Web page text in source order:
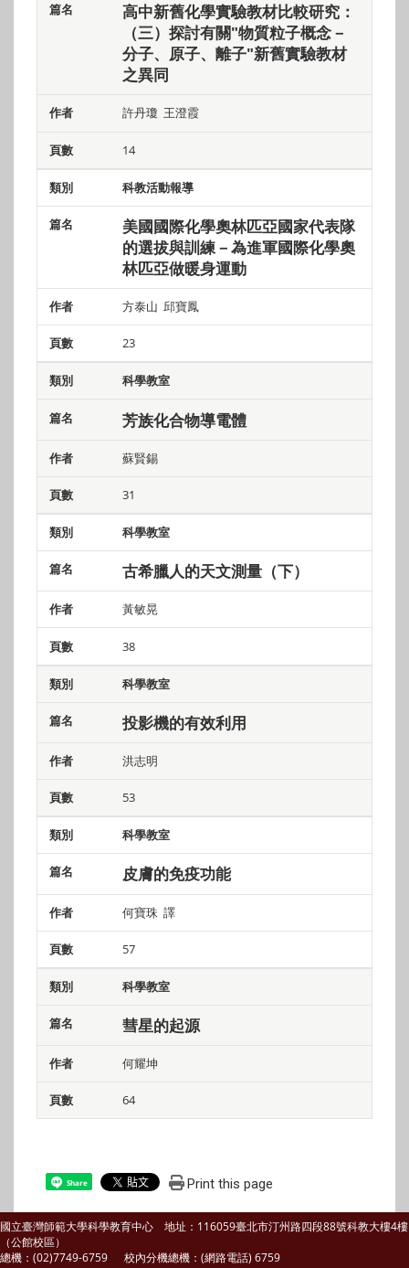
高中新舊化學實驗教材比較研究：
（三）探討有關"物質粒子概念－
分子、原子、離子"新舊實驗教材
之異同
許丹瓊 王澄霞
14
科教活動報導
美國國際化學奧林匹亞國家代表隊
的選拔與訓練－為進軍國際化學奧
林匹亞做暖身運動
方泰山 邱寶鳳
23
科學教室
芳族化合物導電體
蘇賢錫
31
科學教室
古希臘人的天文測量（下）
黃敏晃
38
科學教室
投影機的有效利用
洪志明
53
科學教室
皮膚的免疫功能
何寶珠 譯
57
科學教室
彗星的起源
何耀坤
64
Share Print this page
國立臺灣師範大學科學教育中心 地址：116059臺北市汀州路四段88號科教大樓4樓
（公館校區）
總機：(02)7749-6759 校內分機總機：(網路電話) 6759